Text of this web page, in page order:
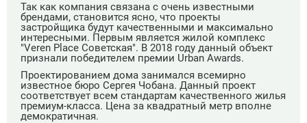
Так как компания связана с очень известными
брендами, становится ясно, что проекты
застройщика будут качественными и максимально
интересными. Первым является жилой комплекс
"Veren Place Советская". В 2018 году данный объект
признали победителем премии Urban Awards.
Проектированием дома занимался всемирно
известное бюро Сергея Чобана. Данный проект
соответствует всем стандартам качественного жилья
премиум-класса. Цена за квадратный метр вполне
демократичная.